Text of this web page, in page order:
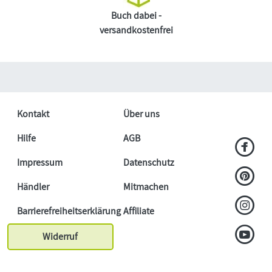
Buch dabei -
versandkostenfrei
Kontakt
Über uns
Hilfe
AGB
Impressum
Datenschutz
Händler
Mitmachen
BarrierefreiheitserklärungAffiliate
Widerruf